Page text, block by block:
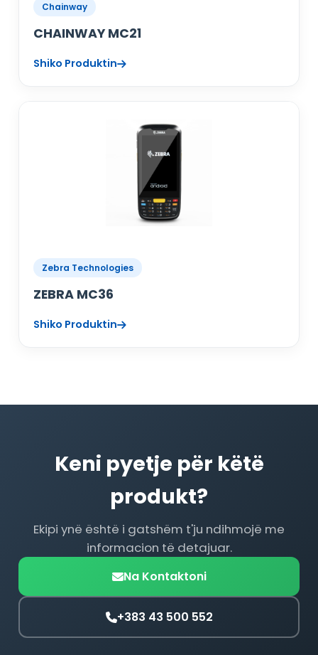
Chainway
CHAINWAY MC21
Shiko Produktin
Zebra Technologies
ZEBRA MC36
Shiko Produktin
Keni pyetje për këtë
produkt?
Ekipi ynë është i gatshëm t'ju ndihmojë me
informacion të detajuar.
Na Kontaktoni
+383 43 500 552